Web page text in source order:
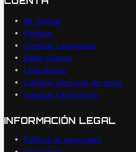
Mi Cuenta
Pedidos
Cambiar contraseña
Editar Cuenta
Lista Deseo
Cambiar dirección de envío
Cambiar Facturación
INFORMACIÓN LEGAL
Política de privacidad